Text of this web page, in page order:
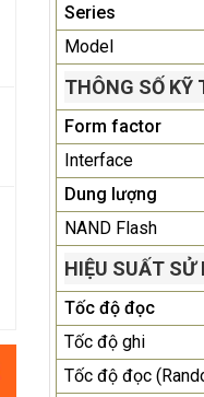
Series
Model
THÔNG SỐ KỸ
Form factor
Interface
Dung lượng
NAND Flash
HIỆU SUẤT SỬ
Tốc độ đọc
Tốc độ ghi
Tốc độ đọc